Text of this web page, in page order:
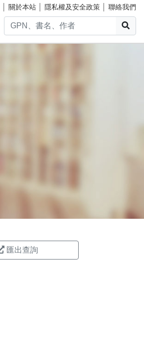
關於本站 隱私權及安全政策 聯絡我們
匯出查詢